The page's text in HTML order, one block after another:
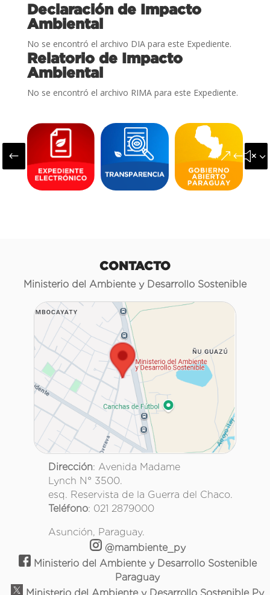
Declaración de Impacto
Ambiental
No se encontró el archivo DIA para este Expediente.
Relatorio de Impacto
Ambiental
No se encontró el archivo RIMA para este Expediente.
#
CONTACTO
Ministerio del Ambiente y Desarrollo Sostenible
Dirección: Avenida Madame
Lynch N° 3500.
esq. Reservista de la Guerra del Chaco.
Teléfono: 021 2879000
Asunción, Paraguay.
@mambiente_py
Ministerio del Ambiente y Desarrollo Sostenible
Paraguay